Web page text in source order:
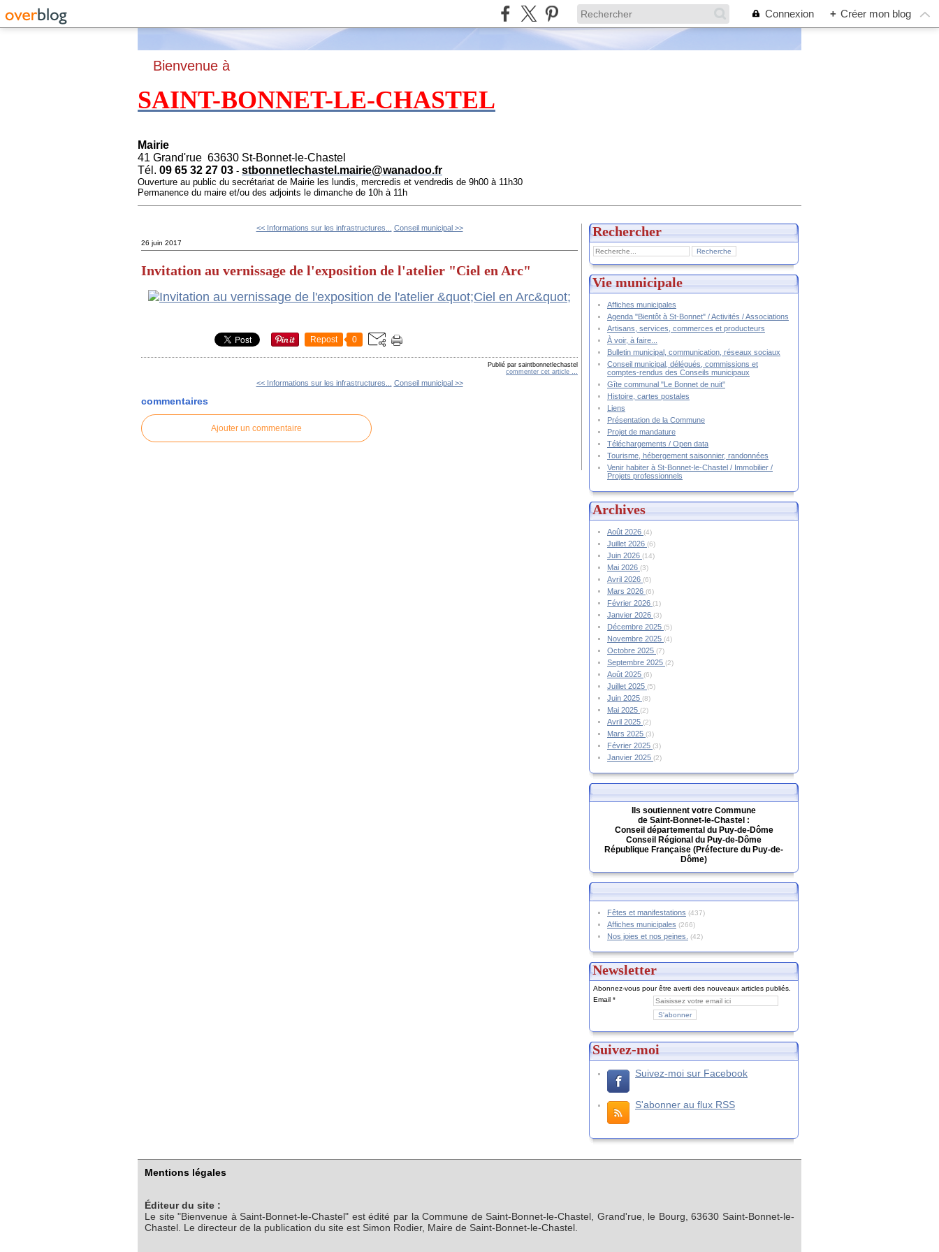
Connexion + Créer mon blog
Bienvenue à
SAINT-BONNET-LE-CHASTEL
Mairie
41 Grand'rue 63630 St-Bonnet-le-Chastel
Tél. 09 65 32 27 03 - stbonnetlechastel.mairie@wanadoo.fr
Ouverture au public du secrétariat de Mairie les lundis, mercredis et vendredis de 9h00 à 11h30
Permanence du maire et/ou des adjoints le dimanche de 10h à 11h
<< Informations sur les infrastructures... Conseil municipal >>
26 juin 2017
Invitation au vernissage de l'exposition de l'atelier "Ciel en Arc"
Repost 0
Publié par saintbonnetlechastel
commenter cet article …
<< Informations sur les infrastructures... Conseil municipal >>
commentaires
Ajouter un commentaire
Rechercher
Vie municipale
Affiches municipales
Agenda "Bientôt à St-Bonnet" / Activités / Associations
Artisans, services, commerces et producteurs
À voir, à faire...
Bulletin municipal, communication, réseaux sociaux
Conseil municipal, délégués, commissions et
comptes-rendus des Conseils municipaux
Gîte communal "Le Bonnet de nuit"
Histoire, cartes postales
Liens
Présentation de la Commune
Projet de mandature
Téléchargements / Open data
Tourisme, hébergement saisonnier, randonnées
Venir habiter à St-Bonnet-le-Chastel / Immobilier /
Projets professionnels
Archives
Août 2026 (4)
Juillet 2026 (6)
Juin 2026 (14)
Mai 2026 (3)
Avril 2026 (6)
Mars 2026 (6)
Février 2026 (1)
Janvier 2026 (3)
Décembre 2025 (5)
Novembre 2025 (4)
Octobre 2025 (7)
Septembre 2025 (2)
Août 2025 (6)
Juillet 2025 (5)
Juin 2025 (8)
Mai 2025 (2)
Avril 2025 (2)
Mars 2025 (3)
Février 2025 (3)
Janvier 2025 (2)
Ils soutiennent votre Commune
de Saint-Bonnet-le-Chastel :
Conseil départemental du Puy-de-Dôme
Conseil Régional du Puy-de-Dôme
République Française (Préfecture du Puy-de-
Dôme)
Fêtes et manifestations (437)
Affiches municipales (266)
Nos joies et nos peines. (42)
Newsletter
Abonnez-vous pour être averti des nouveaux articles publiés.
Email
Suivez-moi
Suivez-moi sur Facebook
S'abonner au flux RSS
Mentions légales
Éditeur du site :
Le site "Bienvenue à Saint-Bonnet-le-Chastel" est édité par la Commune de Saint-Bonnet-le-Chastel, Grand'rue, le Bourg, 63630 Saint-Bonnet-le-
Chastel. Le directeur de la publication du site est Simon Rodier, Maire de Saint-Bonnet-le-Chastel.